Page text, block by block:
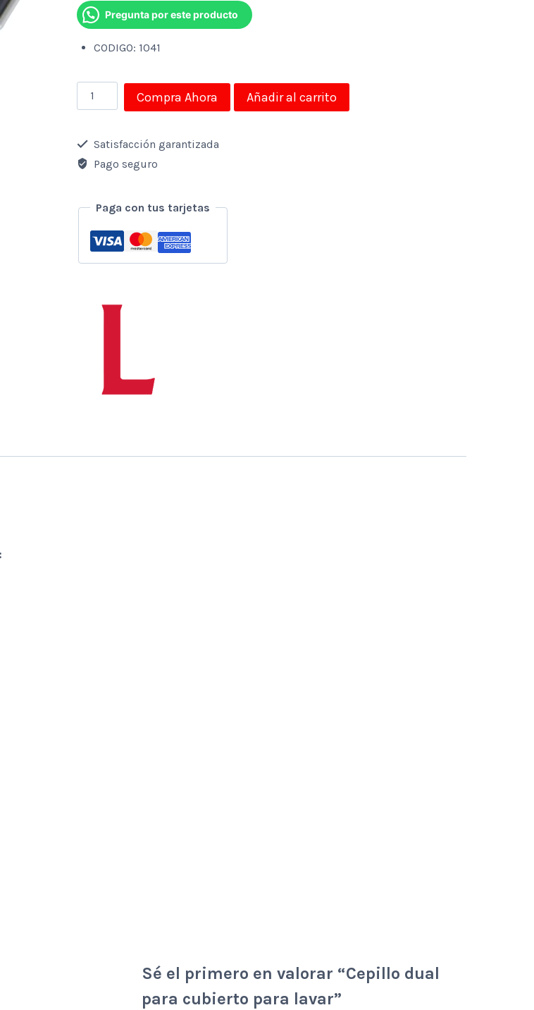
was:
$5,75.
is:
$1,15.
Pregunta por este producto
CODIGO: 1041
Cepillo
dual
para
cubierto
lavar
Compra Ahora Añadir al carrito
Satisfacción garantizada
Pago seguro
Paga con tus tarjetas
Sé el primero en valorar “Cepillo dual
para cubierto para lavar”